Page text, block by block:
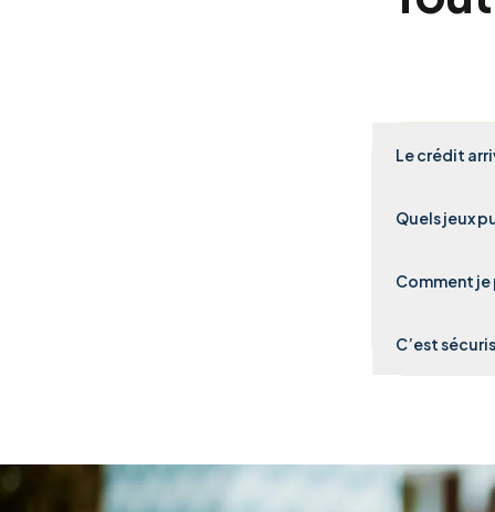
Le crédit
Quels jeux
Comment je
C’est